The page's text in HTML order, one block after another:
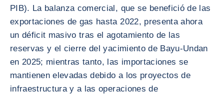
PIB). La balanza comercial, que se benefició de las
exportaciones de gas hasta 2022, presenta ahora
un déficit masivo tras el agotamiento de las
reservas y el cierre del yacimiento de Bayu-Undan
en 2025; mientras tanto, las importaciones se
mantienen elevadas debido a los proyectos de
infraestructura y a las operaciones de